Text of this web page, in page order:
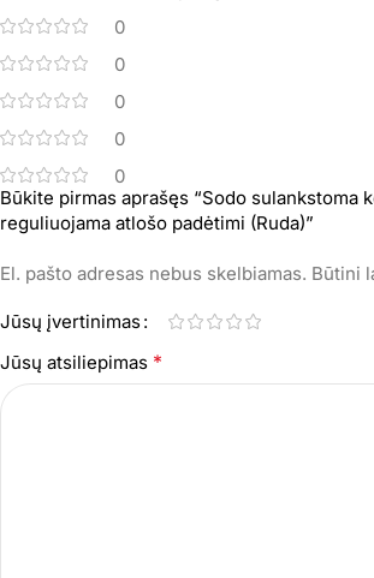
0
0
0
0
0
Būkite pirmas aprašęs “Sodo sulankstoma
reguliuojama atlošo padėtimi (Ruda)”
El. pašto adresas nebus skelbiamas. Būtini
Jūsų įvertinimas
Jūsų atsiliepimas *